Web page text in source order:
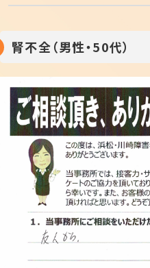
腎不全（男性・50代）